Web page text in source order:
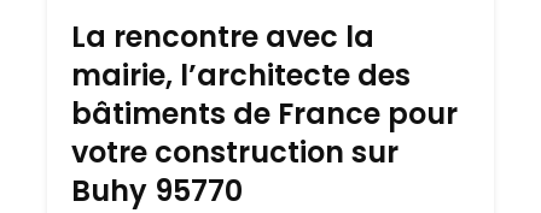
La rencontre avec la
mairie, l’architecte des
bâtiments de France pour
votre construction sur
Buhy 95770